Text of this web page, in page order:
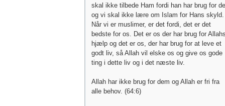
skal ikke tilbede Ham fordi han har brug for
og vi skal ikke lære om Islam for Hans skyld.
Når vi er muslimer, er det fordi, det er det
bedste for os. Det er os der har brug for
hjælp og det er os, der har brug for at leve et
godt liv, så Allah vil elske os og give os gode
ting i dette liv og i det næste liv.
Allah har ikke brug for dem og Allah er fri fra
alle behov. (64:6)